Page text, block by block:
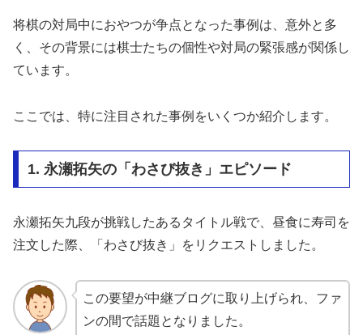
将棋の対局中におやつが争点となった事例は、意外と多
く、その背景には棋士たちの個性や対局の緊張感が関係し
ています。
ここでは、特に注目された事例をいくつか紹介します。
1. 永瀬拓矢の「わさび抜き」エピソード
永瀬拓矢九段が挑戦したあるタイトル戦で、昼食に寿司を
注文した際、「わさび抜き」をリクエストしました。
この要望が中継ブログに取り上げられ、ファ
ンの間で話題となりました。